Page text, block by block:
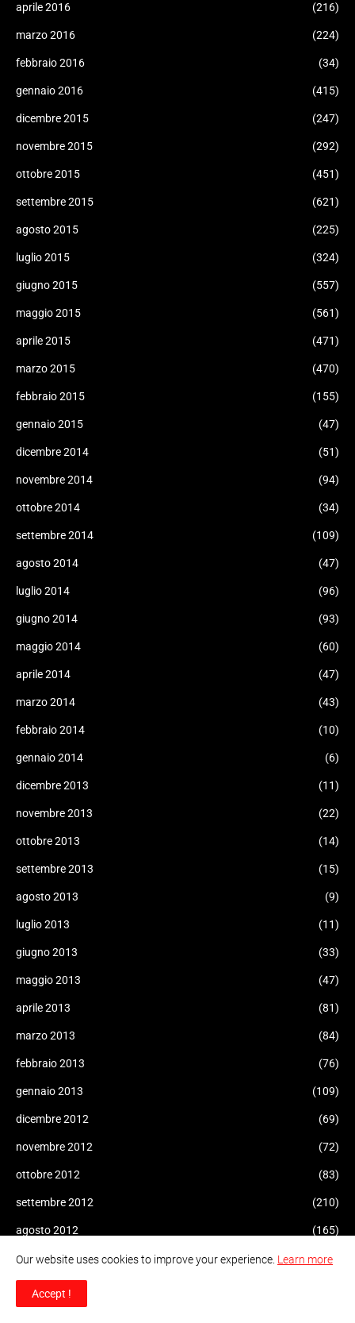
aprile 2016 (216)
marzo 2016 (224)
febbraio 2016 (34)
gennaio 2016 (415)
dicembre 2015 (247)
novembre 2015 (292)
ottobre 2015 (451)
settembre 2015 (621)
agosto 2015 (225)
luglio 2015 (324)
giugno 2015 (557)
maggio 2015 (561)
aprile 2015 (471)
marzo 2015 (470)
febbraio 2015 (155)
gennaio 2015 (47)
dicembre 2014 (51)
novembre 2014 (94)
ottobre 2014 (34)
settembre 2014 (109)
agosto 2014 (47)
luglio 2014 (96)
giugno 2014 (93)
maggio 2014 (60)
aprile 2014 (47)
marzo 2014 (43)
febbraio 2014 (10)
gennaio 2014 (6)
dicembre 2013 (11)
novembre 2013 (22)
ottobre 2013 (14)
settembre 2013 (15)
agosto 2013 (9)
luglio 2013 (11)
giugno 2013 (33)
maggio 2013 (47)
aprile 2013 (81)
marzo 2013 (84)
febbraio 2013 (76)
gennaio 2013 (109)
dicembre 2012 (69)
novembre 2012 (72)
ottobre 2012 (83)
settembre 2012 (210)
agosto 2012 (165)
luglio 2012 (183)
giugno 2012
Our website uses cookies to improve your experience. Learn more
Accept !